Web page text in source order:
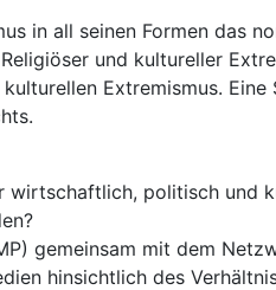
in all seinen Formen das
und kultureller
Extremismus.
politisch
gemeinsam mit dem
hinsichtlich des